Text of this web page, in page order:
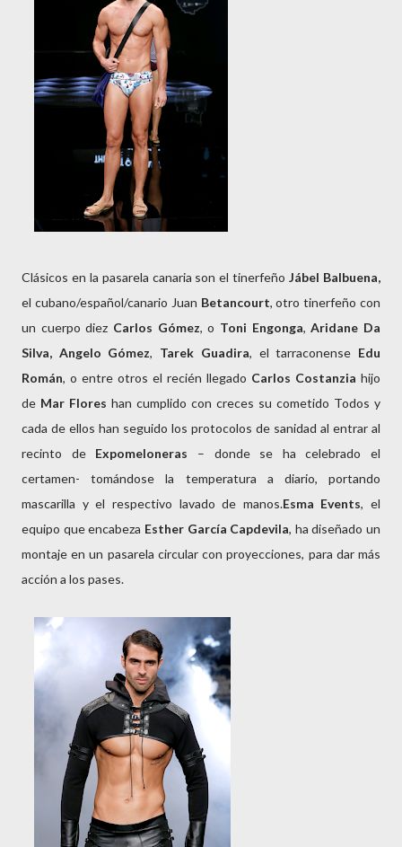
Clásicos en la pasarela canaria son el tinerfeñoJábel Balbuena,
el cubano/español/canario Juan Betancourt, otro tinerfeño con
un cuerpo diez Carlos Gómez, o Toni Engonga,Aridane Da
Silva, Angelo Gómez, Tarek Guadira, el tarraconense Edu
Román, o entre otros el recién llegado Carlos Costanzia hijo
de Mar Flores han cumplido con creces su cometido Todos y
cada de ellos han seguido los protocolos de sanidad al entrar al
recinto de Expomeloneras – donde se ha celebrado el
certamen- tomándose la temperatura a diario, portando
mascarilla y el respectivo lavado de manos.Esma Events, el
equipo que encabeza Esther García Capdevila, ha diseñado un
montaje en un pasarela circular con proyecciones, para dar más
acción a los pases.